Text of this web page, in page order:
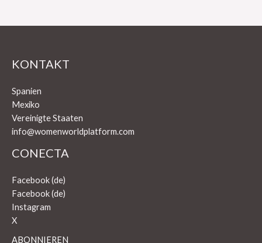
KONTAKT
Spanien
Mexiko
Vereinigte Staaten
info@womenworldplatform.com
CONECTA
Facebook (de)
Facebook (de)
Instagram
X
ABONNIEREN